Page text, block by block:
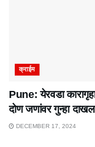
क्राईम
Pune: येरवडा
दोण जणांवर गुन्हा दाखल
DECEMBER 17, 2024